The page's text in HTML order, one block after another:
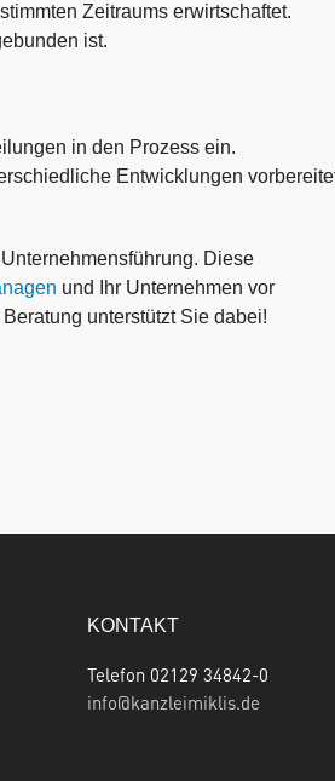
Zeitraums erwirtschaftet.
ist.
in den Prozess ein.
Entwicklungen
Diese
und Ihr Unternehmen vor
unterstützt Sie dabei!
KONTAKT
Telefon 02129 34842-0
info@kanzleimiklis.de